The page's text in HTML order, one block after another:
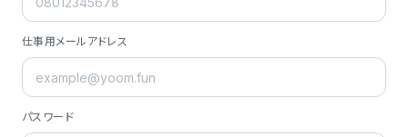
仕事用メールアドレス
パスワード